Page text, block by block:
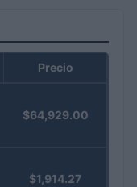
Precio
$64,929.00
$1,914.27